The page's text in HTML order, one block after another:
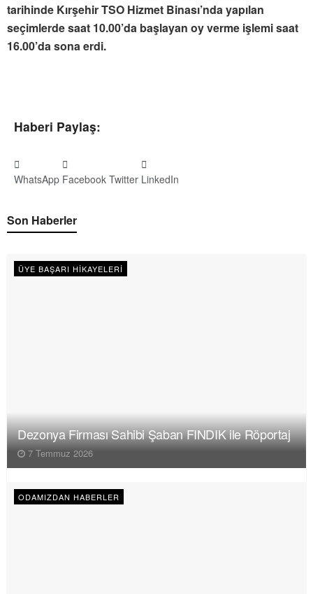
tarihinde Kırşehir TSO Hizmet Binası’nda yapılan
seçimlerde saat 10.00’da başlayan oy verme işlemi saat
16.00’da sona erdi.
Haberi Paylaş:
WhatsApp Facebook Twitter LinkedIn
Son Haberler
ÜYE BAŞARI HIKAYELERI
Dezonya Firması Sahibi Şaban FINDIK ile Röportaj
7 Temmuz 2026
ODAMIZDAN HABERLER